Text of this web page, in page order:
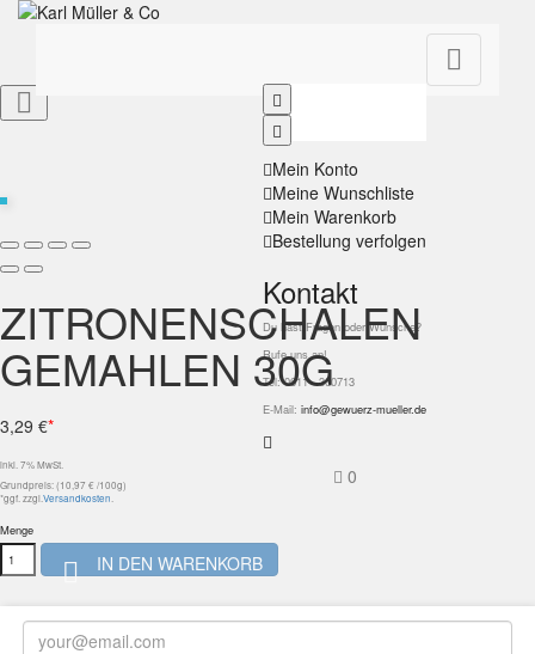

Mein Konto
Meine Wunschliste
Mein Warenkorb
Bestellung verfolgen
Kontakt
Du hast Fragen oder Wünsche?
Rufe uns an!
Tel: 0611 - 300713
E-Mail: info@gewuerz-mueller.de
0

ZITRONENSCHALEN
GEMAHLEN 30G
3,29 €*
inkl. 7% MwSt.
Grundpreis: (10,97 € /100g)
*ggf. zzgl.Versandkosten.
Menge
 IN DEN WARENKORB